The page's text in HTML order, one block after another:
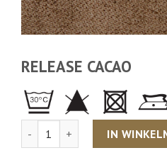
RELEASE CACAO
Aantal IN